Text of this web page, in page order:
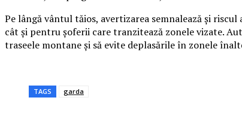
Pe lângă vântul tăios, avertizarea semnalează și
cât și pentru șoferii care tranzitează zonele vizate.
traseele montane și să evite deplasările în zonele
TAGS garda